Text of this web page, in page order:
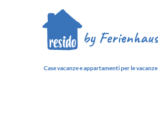
Case vacanze e appartamenti per le vacanze